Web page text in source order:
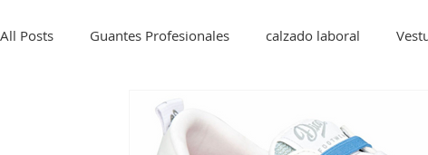
All Posts Guantes Profesionales calzado laboral
Uniformes de hostelería y cocina